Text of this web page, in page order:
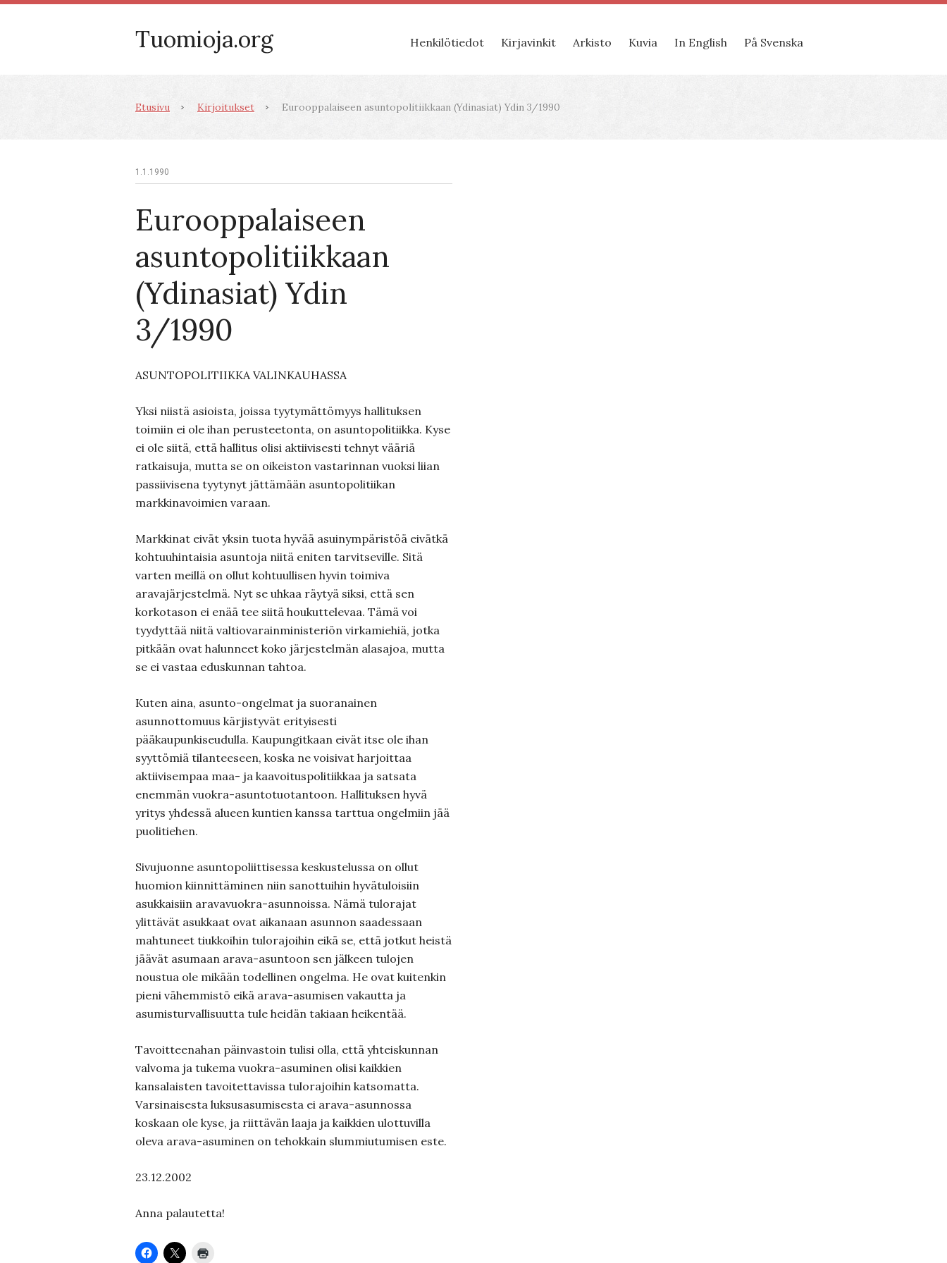
Tuomioja.org Henkilötiedot Kirjavinkit Arkisto Kuvia In English På Svenska
Etusivu Kirjoitukset Eurooppalaiseen asuntopolitiikkaan (Ydinasiat) Ydin 3/1990
1.1.1990
Eurooppalaiseen
asuntopolitiikkaan
(Ydinasiat) Ydin
3/1990
ASUNTOPOLITIIKKA VALINKAUHASSA
Yksi niistä asioista, joissa tyytymättömyys hallituksen
toimiin ei ole ihan perusteetonta, on asuntopolitiikka. Kyse
ei ole siitä, että hallitus olisi aktiivisesti tehnyt vääriä
ratkaisuja, mutta se on oikeiston vastarinnan vuoksi liian
passiivisena tyytynyt jättämään asuntopolitiikan
markkinavoimien varaan.
Markkinat eivät yksin tuota hyvää asuinympäristöä eivätkä
kohtuuhintaisia asuntoja niitä eniten tarvitseville. Sitä
varten meillä on ollut kohtuullisen hyvin toimiva
aravajärjestelmä. Nyt se uhkaa räytyä siksi, että sen
korkotason ei enää tee siitä houkuttelevaa. Tämä voi
tyydyttää niitä valtiovarainministeriön virkamiehiä, jotka
pitkään ovat halunneet koko järjestelmän alasajoa, mutta
se ei vastaa eduskunnan tahtoa.
Kuten aina, asunto-ongelmat ja suoranainen
asunnottomuus kärjistyvät erityisesti
pääkaupunkiseudulla. Kaupungitkaan eivät itse ole ihan
syyttömiä tilanteeseen, koska ne voisivat harjoittaa
aktiivisempaa maa- ja kaavoituspolitiikkaa ja satsata
enemmän vuokra-asuntotuotantoon. Hallituksen hyvä
yritys yhdessä alueen kuntien kanssa tarttua ongelmiin jää
puolitiehen.
Sivujuonne asuntopoliittisessa keskustelussa on ollut
huomion kiinnittäminen niin sanottuihin hyvätuloisiin
asukkaisiin aravavuokra-asunnoissa. Nämä tulorajat
ylittävät asukkaat ovat aikanaan asunnon saadessaan
mahtuneet tiukkoihin tulorajoihin eikä se, että jotkut heistä
jäävät asumaan arava-asuntoon sen jälkeen tulojen
noustua ole mikään todellinen ongelma. He ovat kuitenkin
pieni vähemmistö eikä arava-asumisen vakautta ja
asumisturvallisuutta tule heidän takiaan heikentää.
Tavoitteenahan päinvastoin tulisi olla, että yhteiskunnan
valvoma ja tukema vuokra-asuminen olisi kaikkien
kansalaisten tavoitettavissa tulorajoihin katsomatta.
Varsinaisesta luksusasumisesta ei arava-asunnossa
koskaan ole kyse, ja riittävän laaja ja kaikkien ulottuvilla
oleva arava-asuminen on tehokkain slummiutumisen este.
23.12.2002
Anna palautetta!